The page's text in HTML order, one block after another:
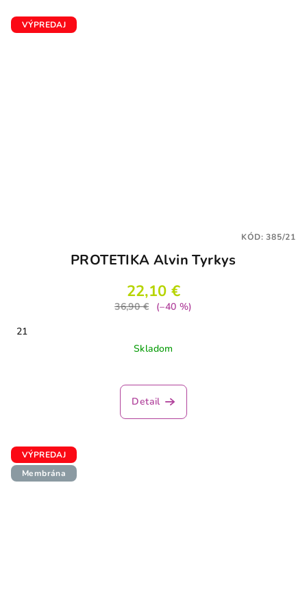
VÝPREDAJ
PROTETIKA Alvin Tyrkys
22,10 €
36,90 €
(–40 %)
21
Skladom
Detail
KÓD:385/21
VÝPREDAJ
Membrána